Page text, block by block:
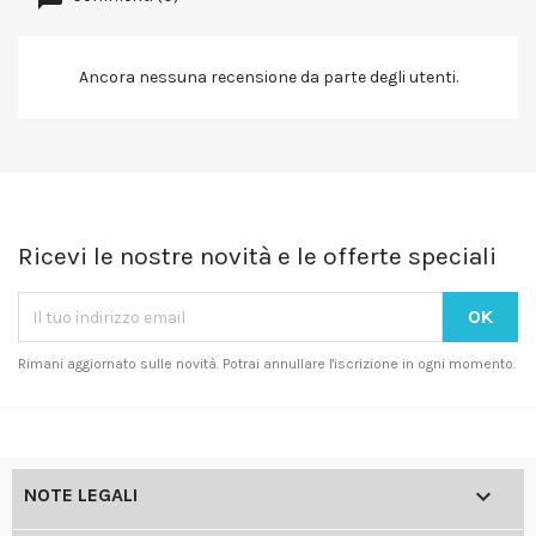
Ancora nessuna recensione da parte degli utenti.
Ricevi le nostre novità e le offerte speciali
Rimani aggiornato sulle novità. Potrai annullare l'iscrizione in ogni momento.
NOTE LEGALI 